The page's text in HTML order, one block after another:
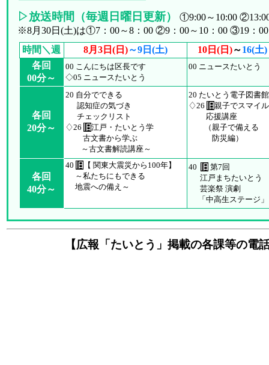
▷放送時間（毎週日曜日更新）
①9:00～10:00
※8月30日(土)は①7：00～8：00 ②9：00～10：00 ③19：
時間＼週
8月3日(日)～9日(土) 10日(日)～16(土)
各回
00分～
00 こんにちは区長です
◇05 ニュースたいとう
00 ニュースたいとう
各回
20分～
20 自分でできる
認知症の気づき
チェックリスト
♢26
旧江戸・たいとう学
古文書から学ぶ
～古文書解読講座～
20 たいとう電子図書館
♢26
旧親子でスマイル
応援講座
（親子で備える
防災編）
各回
40分～
40 旧
【 関東大震災から100年】
～私たちにもできる
地震への備え～
40 旧 第7回
江戸まちたいとう
芸楽祭 演劇
「中高生ステージ」
【広報「たいとう」掲載の各課等の電